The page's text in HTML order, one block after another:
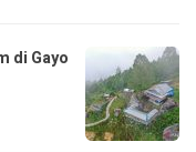
di Gayo